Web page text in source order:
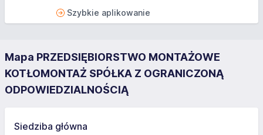
Szybkie aplikowanie
Mapa PRZEDSIĘBIORSTWO MONTAŻOWE
KOTŁOMONTAŻ SPÓŁKA Z OGRANICZONĄ
ODPOWIEDZIALNOŚCIĄ
Siedziba główna